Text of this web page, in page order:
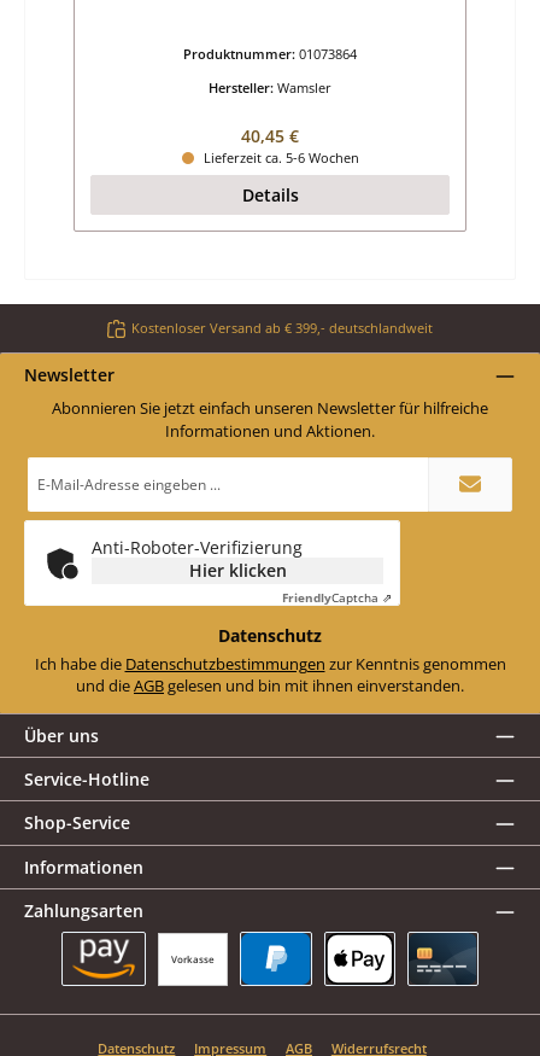
Produktnummer: 01073864
Hersteller: Wamsler
Regulärer Preis:
40,45 €
Lieferzeit ca. 5-6 Wochen
Details
Kostenloser Versand ab € 399,- deutschlandweit
Newsletter
Abonnieren Sie jetzt einfach unseren Newsletter für hilfreiche
Informationen und Aktionen.
Mail-
Adresse
*
Anti-Roboter-Verifizierung
Hier klicken
FriendlyCaptcha ⇗
Datenschutz
Ich habe die Datenschutzbestimmungen zur Kenntnis genommen
und dieAGBgelesen und bin mit ihnen einverstanden.
Über uns
Service-Hotline
Shop-Service
Informationen
Zahlungsarten
Vorkasse
Datenschutz Impressum AGB Widerrufsrecht